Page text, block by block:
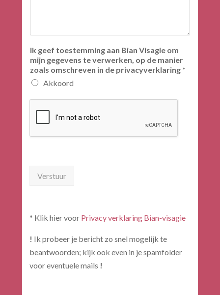
Ik geef toestemming aan Bian Visagie om
mijn gegevens te verwerken, op de manier
zoals omschreven in de privacyverklaring *
Akkoord
Verstuur
* Klik hier voor Privacy verklaring Bian-visagie
! Ik probeer je bericht zo snel mogelijk te
beantwoorden; kijk ook even in je spamfolder
voor eventuele mails !